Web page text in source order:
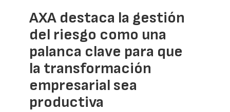
AXA destaca la gestión
del riesgo como una
palanca clave para que
la transformación
empresarial sea
productiva